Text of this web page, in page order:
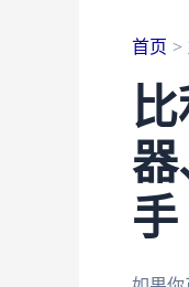
首页
器
手